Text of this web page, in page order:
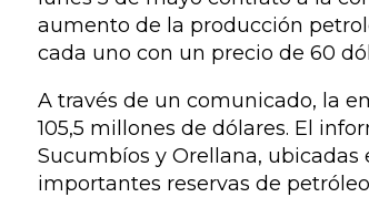
aumento de la producción
cada uno con un precio de 60
A través de un comunicado, la
105,5 millones de dólares. El
Sucumbíos y Orellana,
importantes reservas de